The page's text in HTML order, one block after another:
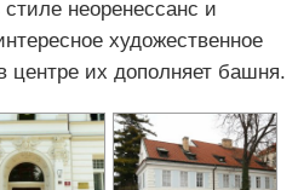
неоренессанс и
художественное
их дополняет башня.